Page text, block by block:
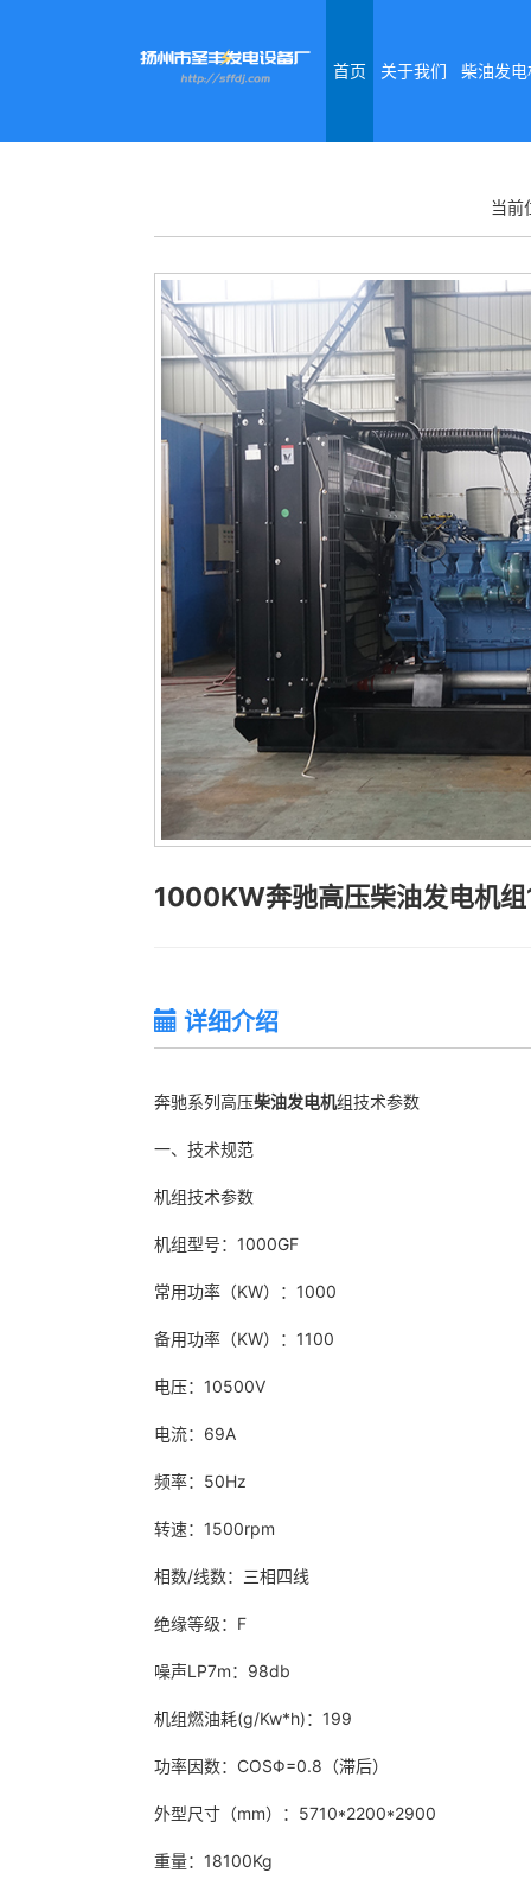
首页 关于我们 柴油发
当前
1000KW奔驰高压柴油发电机
详细介绍
奔驰系列高压柴油发电机组技术参数
一、技术规范
机组技术参数
机组型号：1000GF
常用功率（KW）：1000
备用功率（KW）：1100
电压：10500V
电流：69A
频率：50Hz
转速：1500rpm
相数/线数：三相四线
绝缘等级：F
噪声LP7m：98db
机组燃油耗(g/Kw*h)：199
功率因数：COSΦ=0.8（滞后）
外型尺寸（mm）：5710*2200*2900
重量：18100Kg